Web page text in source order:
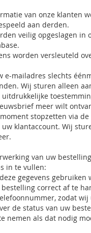
van onze klanten
aan derden.
veilig opgeslagen in
worden versleuteld
e-mailadres slechts
Wij sturen alleen
meer wilt
stopzetten via
klantaccount. Wij
van uw
in te vullen:
gegevens gebruiken
correct af te
zodat wij
de status van uw
nemen als dat nodig